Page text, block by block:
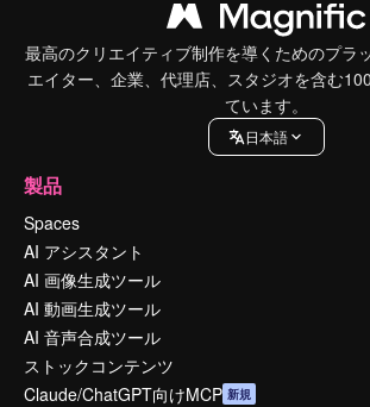
最高のクリエイティブ制作を導くためのプラ
エイター、企業、代理店、スタジオを含む
ています。
日本語
製品
Spaces
AI アシスタント
AI 画像生成ツール
AI 動画生成ツール
AI 音声合成ツール
ストックコンテンツ
Claude/ChatGPT向けMCP 新規